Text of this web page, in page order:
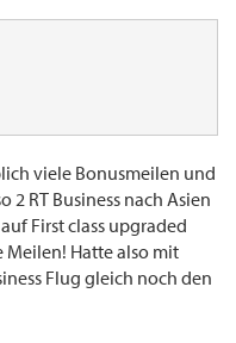
viele Bonusmeilen und
2 RT Business nach Asien
First class upgraded
Meilen! Hatte also mit
Flug gleich noch den